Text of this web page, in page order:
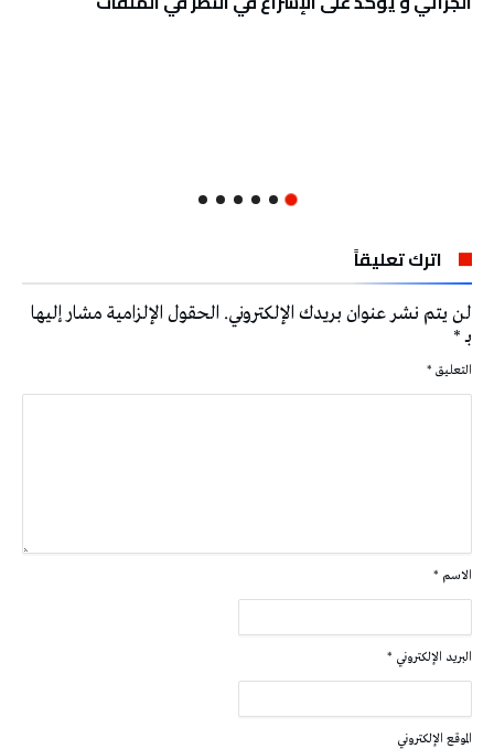
اترك تعليقاً
لن يتم نشر عنوان بريدك الإلكتروني. الحقول الإلزامية مشار إليها
بـ*
التعليق *
الاسم *
البريد الإلكتروني *
الموقع الإلكتروني